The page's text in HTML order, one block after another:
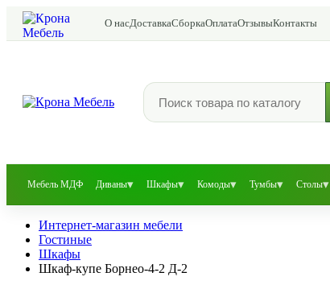
О насДоставкаСборкаОплатаОтзывыКонтакты
Мебель МДФ Диваны▾ Шкафы▾ Комоды▾ Тумбы▾ Столы▾
Интернет-магазин мебели
Гостиные
Шкафы
Шкаф-купе Борнео-4-2 Д-2